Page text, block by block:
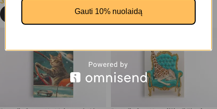
Gauti 10% nuolaidą